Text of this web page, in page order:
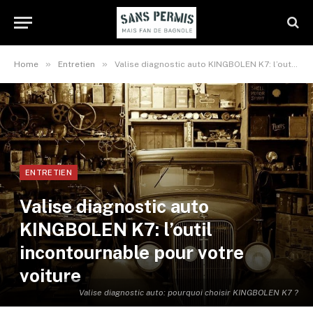
Home » Entretien » Valise diagnostic auto KINGBOLEN K7: l’outil incontournable pour votre voiture
Valise diagnostic auto: pourquoi choisir KINGBOLEN K7 ?
ENTRETIEN
Valise diagnostic auto
KINGBOLEN K7: l’outil
incontournable pour votre
voiture